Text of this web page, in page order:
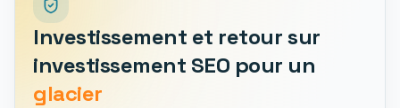
Investissement et retour sur
investissement SEO pour un
glacier